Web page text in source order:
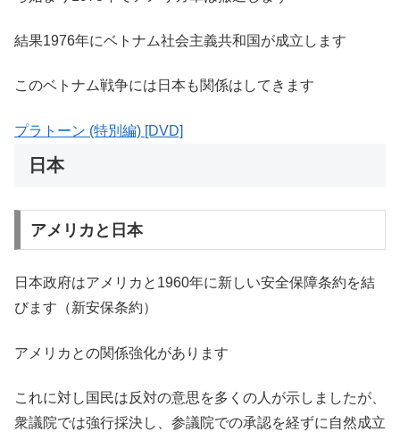
結果1976年にベトナム社会主義共和国が成立します
このベトナム戦争には日本も関係はしてきます
プラトーン (特別編) [DVD]
日本
アメリカと日本
日本政府はアメリカと1960年に新しい安全保障条約を結
びます（新安保条約）
アメリカとの関係強化があります
これに対し国民は反対の意思を多くの人が示しましたが、
衆議院では強行採決し、参議院での承認を経ずに自然成立